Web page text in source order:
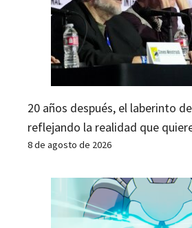
20 años después, el laberinto
reflejando la realidad que
8 de agosto de 2026